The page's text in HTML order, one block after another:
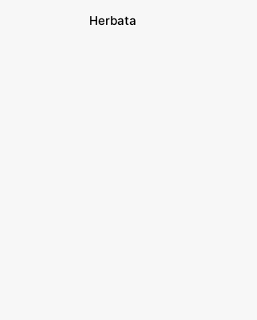
Herbata